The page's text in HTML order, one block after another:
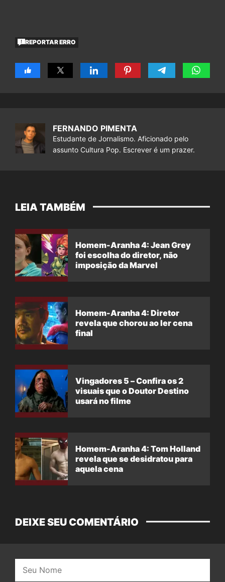
REPORTAR ERRO
FERNANDO PIMENTA
Estudante de Jornalismo. Aficionado pelo
assunto Cultura Pop. Escrever é um prazer.
LEIA TAMBÉM
Homem-Aranha 4: Jean Grey
foi escolha do diretor, não
imposição da Marvel
Homem-Aranha 4: Diretor
revela que chorou ao ler cena
final
Vingadores 5 – Confira os 2
visuais que o Doutor Destino
usará no filme
Homem-Aranha 4: Tom Holland
revela que se desidratou para
aquela cena
DEIXE SEU COMENTÁRIO